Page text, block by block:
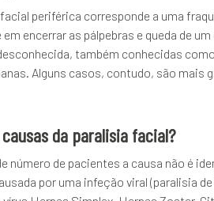
periférica corresponde a uma
encerrar as pálpebras e queda de
também conhecidas
Alguns casos, contudo, são mais
causas da paralisia facial?
número de pacientes a causa não é
por uma infeção viral (paralisia